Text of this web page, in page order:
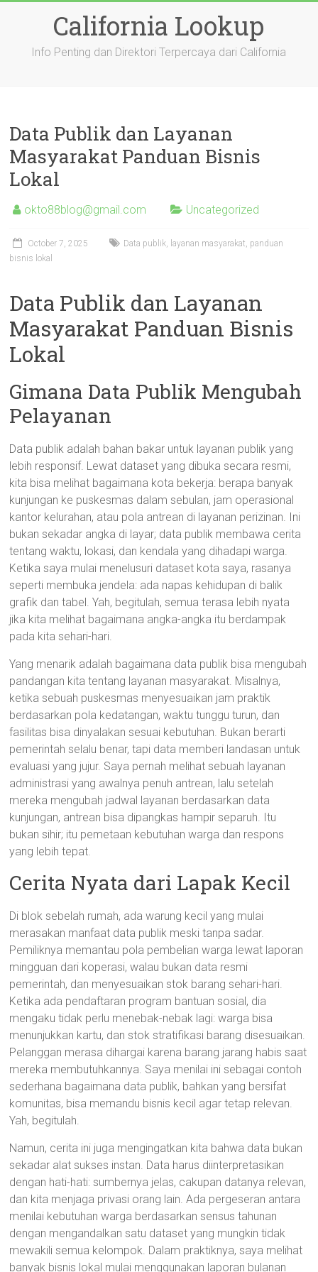
California Lookup
Info Penting dan Direktori Terpercaya dari California
Data Publik dan Layanan
Masyarakat Panduan Bisnis
Lokal
okto88blog@gmail.com Uncategorized
October 7, 2025
Data publik, layanan masyarakat, panduan
bisnis lokal
Data Publik dan Layanan
Masyarakat Panduan Bisnis
Lokal
Gimana Data Publik Mengubah
Pelayanan
Data publik adalah bahan bakar untuk layanan publik yang
lebih responsif. Lewat dataset yang dibuka secara resmi,
kita bisa melihat bagaimana kota bekerja: berapa banyak
kunjungan ke puskesmas dalam sebulan, jam operasional
kantor kelurahan, atau pola antrean di layanan perizinan. Ini
bukan sekadar angka di layar; data publik membawa cerita
tentang waktu, lokasi, dan kendala yang dihadapi warga.
Ketika saya mulai menelusuri dataset kota saya, rasanya
seperti membuka jendela: ada napas kehidupan di balik
grafik dan tabel. Yah, begitulah, semua terasa lebih nyata
jika kita melihat bagaimana angka-angka itu berdampak
pada kita sehari-hari.
Yang menarik adalah bagaimana data publik bisa mengubah
pandangan kita tentang layanan masyarakat. Misalnya,
ketika sebuah puskesmas menyesuaikan jam praktik
berdasarkan pola kedatangan, waktu tunggu turun, dan
fasilitas bisa dinyalakan sesuai kebutuhan. Bukan berarti
pemerintah selalu benar, tapi data memberi landasan untuk
evaluasi yang jujur. Saya pernah melihat sebuah layanan
administrasi yang awalnya penuh antrean, lalu setelah
mereka mengubah jadwal layanan berdasarkan data
kunjungan, antrean bisa dipangkas hampir separuh. Itu
bukan sihir; itu pemetaan kebutuhan warga dan respons
yang lebih tepat.
Cerita Nyata dari Lapak Kecil
Di blok sebelah rumah, ada warung kecil yang mulai
merasakan manfaat data publik meski tanpa sadar.
Pemiliknya memantau pola pembelian warga lewat laporan
mingguan dari koperasi, walau bukan data resmi
pemerintah, dan menyesuaikan stok barang sehari-hari.
Ketika ada pendaftaran program bantuan sosial, dia
mengaku tidak perlu menebak-nebak lagi: warga bisa
menunjukkan kartu, dan stok stratifikasi barang disesuaikan.
Pelanggan merasa dihargai karena barang jarang habis saat
mereka membutuhkannya. Saya menilai ini sebagai contoh
sederhana bagaimana data publik, bahkan yang bersifat
komunitas, bisa memandu bisnis kecil agar tetap relevan.
Yah, begitulah.
Namun, cerita ini juga mengingatkan kita bahwa data bukan
sekadar alat sukses instan. Data harus diinterpretasikan
dengan hati-hati: sumbernya jelas, cakupan datanya relevan,
dan kita menjaga privasi orang lain. Ada pergeseran antara
menilai kebutuhan warga berdasarkan sensus tahunan
dengan mengandalkan satu dataset yang mungkin tidak
mewakili semua kelompok. Dalam praktiknya, saya melihat
banyak bisnis lokal mulai menggunakan laporan bulanan